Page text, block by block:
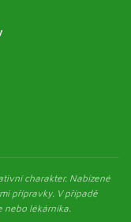
charakter. Nabízené
přípravky. V případě
nebo lékárníka.